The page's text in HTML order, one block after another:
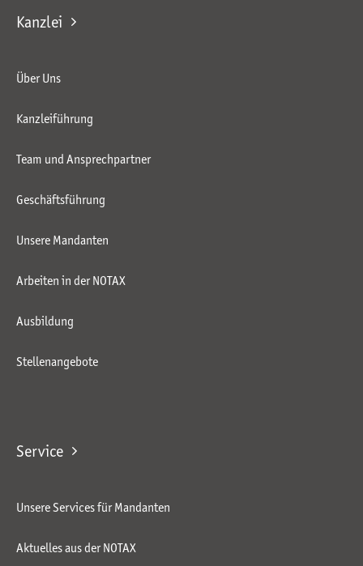
Kanzlei
Über Uns
Kanzleiführung
Team und Ansprechpartner
Geschäftsführung
Unsere Mandanten
Arbeiten in der NOTAX
Ausbildung
Stellenangebote
Service
Unsere Services für Mandanten
Aktuelles aus der NOTAX